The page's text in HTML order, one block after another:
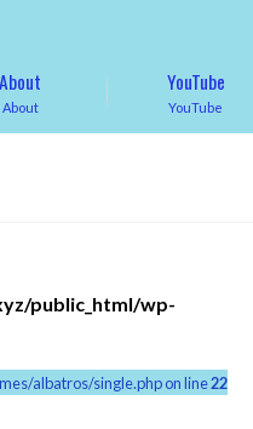
About
About
YouTube
YouTube
public_html/wp-
albatros/single.php on line22